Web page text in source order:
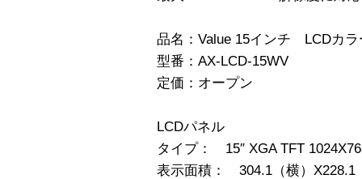
品名：Value 15インチ LCDカラ
型番：AX-LCD-15WV
定価：オープン
LCDパネル
タイプ： 15″ XGA TFT
表示面積： 304.1（横）X228.1